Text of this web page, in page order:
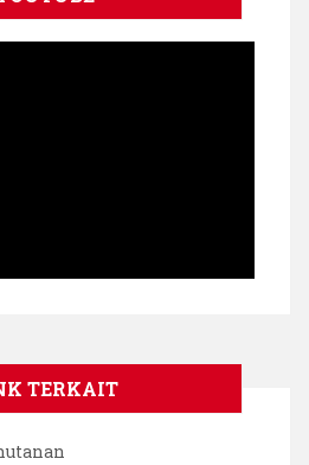
TERKAIT